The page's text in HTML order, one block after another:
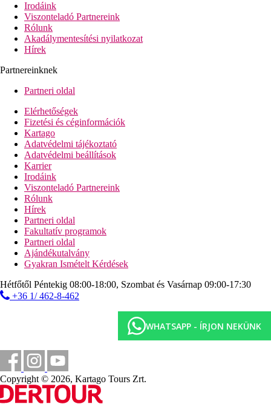
Irodáink
Viszonteladó Partnereink
Rólunk
Akadálymentesítési nyilatkozat
Hírek
Partnereinknek
Partneri oldal
Elérhetőségek
Fizetési és céginformációk
Kartago
Adatvédelmi tájékoztató
Adatvédelmi beállítások
Karrier
Irodáink
Viszonteladó Partnereink
Rólunk
Hírek
Partneri oldal
Fakultatív programok
Partneri oldal
Ajándékutalvány
Gyakran Ismételt Kérdések
Hétfőtől Péntekig 08:00-18:00, Szombat és Vasárnap 09:00-17:30
+36 1/ 462-8-462
WHATSAPP - ÍRJON NEKÜNK
Copyright © 2026, Kartago Tours Zrt.